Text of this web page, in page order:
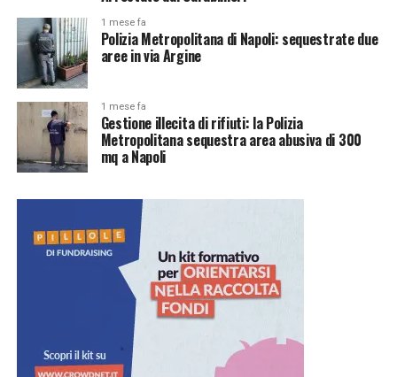
1 mese fa
Polizia Metropolitana di Napoli: sequestrate due
aree in via Argine
1 mese fa
Gestione illecita di rifiuti: la Polizia
Metropolitana sequestra area abusiva di 300
mq a Napoli